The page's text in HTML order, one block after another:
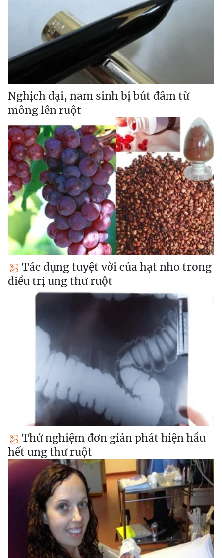
Nghịch dại, nam sinh bị bút đâm từ
mông lên ruột
Tác dụng tuyệt vời của hạt nho trong
điều trị ung thư ruột
Thử nghiệm đơn giản phát hiện hầu
hết ung thư ruột